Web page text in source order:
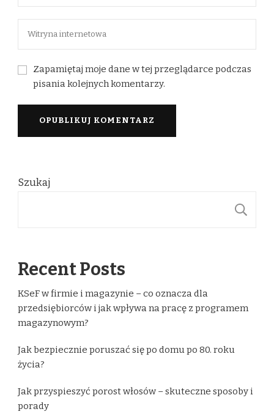
Zapamiętaj moje dane w tej przeglądarce podczas
pisania kolejnych komentarzy.
Szukaj
Recent Posts
KSeF w firmie i magazynie – co oznacza dla
przedsiębiorców i jak wpływa na pracę z programem
magazynowym?
Jak bezpiecznie poruszać się po domu po 80. roku
życia?
Jak przyspieszyć porost włosów – skuteczne sposoby i
porady